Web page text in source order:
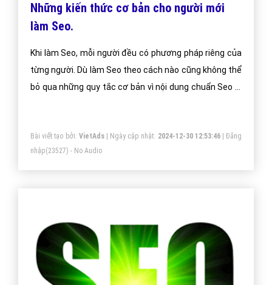
Những kiến thức cơ bản cho người mới
làm Seo.
Khi làm Seo, mỗi người đều có phương pháp riêng của
từng người. Dù làm Seo theo cách nào cũng không thể
bỏ qua những quy tắc cơ bản vì nội dung chuẩn Seo là
Bài viết tạo bởi: VietAds| Ngày cập nhật: 2024-12-30 12:53:46|Đăng
nhập(23527) - No Audio